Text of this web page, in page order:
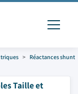
Réactances shunt
Taille et